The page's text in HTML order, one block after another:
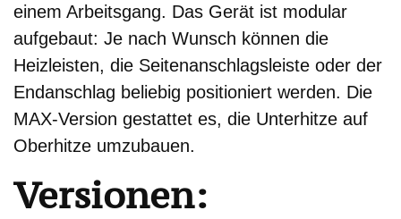
einem Arbeitsgang. Das Gerät ist modular
aufgebaut: Je nach Wunsch können die
Heizleisten, die Seitenanschlagsleiste oder der
Endanschlag beliebig positioniert werden. Die
MAX-Version gestattet es, die Unterhitze auf
Oberhitze umzubauen.
Versionen: